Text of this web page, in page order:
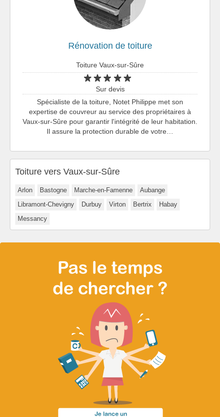
Rénovation de toiture
Toiture Vaux-sur-Sûre
Sur devis
Spécialiste de la toiture, Notet Philippe met son
expertise de couvreur au service des propriétaires à
Vaux-sur-Sûre pour garantir l'intégrité de leur habitation.
Il assure la protection durable de votre…
Toiture vers Vaux-sur-Sûre
Arlon Bastogne Marche-en-Famenne
Aubange
Libramont-Chevigny
Durbuy Virton Bertrix
Habay
Messancy